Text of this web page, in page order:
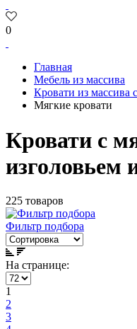
0
Главная
Мебель из массива
Кровати из массива
Мягкие кровати
Кровати с
изголовьем
225 товаров
Фильтр подбора
На странице:
1
2
3